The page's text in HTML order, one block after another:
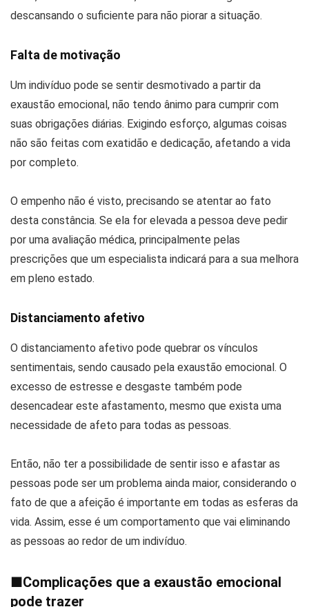
descansando o suficiente para não piorar a situação.
Falta de motivação
Um indivíduo pode se sentir desmotivado a partir da
exaustão emocional, não tendo ânimo para cumprir com
suas obrigações diárias. Exigindo esforço, algumas coisas
não são feitas com exatidão e dedicação, afetando a vida
por completo.
O empenho não é visto, precisando se atentar ao fato
desta constância. Se ela for elevada a pessoa deve pedir
por uma avaliação médica, principalmente pelas
prescrições que um especialista indicará para a sua melhora
em pleno estado.
Distanciamento afetivo
O distanciamento afetivo pode quebrar os vínculos
sentimentais, sendo causado pela exaustão emocional. O
excesso de estresse e desgaste também pode
desencadear este afastamento, mesmo que exista uma
necessidade de afeto para todas as pessoas.
Então, não ter a possibilidade de sentir isso e afastar as
pessoas pode ser um problema ainda maior, considerando o
fato de que a afeição é importante em todas as esferas da
vida. Assim, esse é um comportamento que vai eliminando
as pessoas ao redor de um indivíduo.
■Complicações que a exaustão emocional
pode trazer